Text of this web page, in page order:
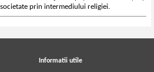
prin intermediului religiei.
Informatii utile